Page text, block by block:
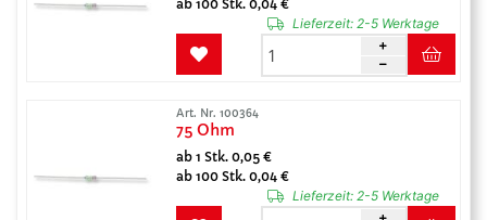
ab 100 Stk. 0,04 €
Lieferzeit:2-5 Werktage
Art. Nr. 100364
75 Ohm
ab 1 Stk. 0,05 €
ab 100 Stk. 0,04 €
Lieferzeit:2-5 Werktage